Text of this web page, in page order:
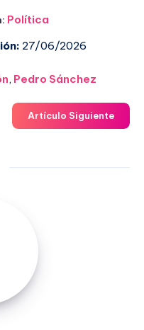
Política
27/06/2026
, Pedro Sánchez
Artículo Siguiente